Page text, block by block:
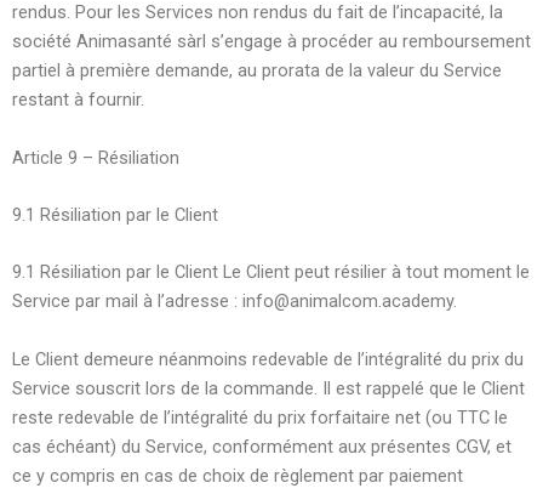
rendus. Pour les Services non rendus du fait de l’incapacité, la
société Animasanté sàrl s’engage à procéder au remboursement
partiel à première demande, au prorata de la valeur du Service
restant à fournir.
Article 9 – Résiliation
9.1 Résiliation par le Client
9.1 Résiliation par le Client Le Client peut résilier à tout moment le
Service par mail à l’adresse : info@animalcom.academy.
Le Client demeure néanmoins redevable de l’intégralité du prix du
Service souscrit lors de la commande. Il est rappelé que le Client
reste redevable de l’intégralité du prix forfaitaire net (ou TTC le
cas échéant) du Service, conformément aux présentes CGV, et
ce y compris en cas de choix de règlement par paiement